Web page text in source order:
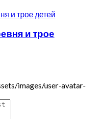
и трое